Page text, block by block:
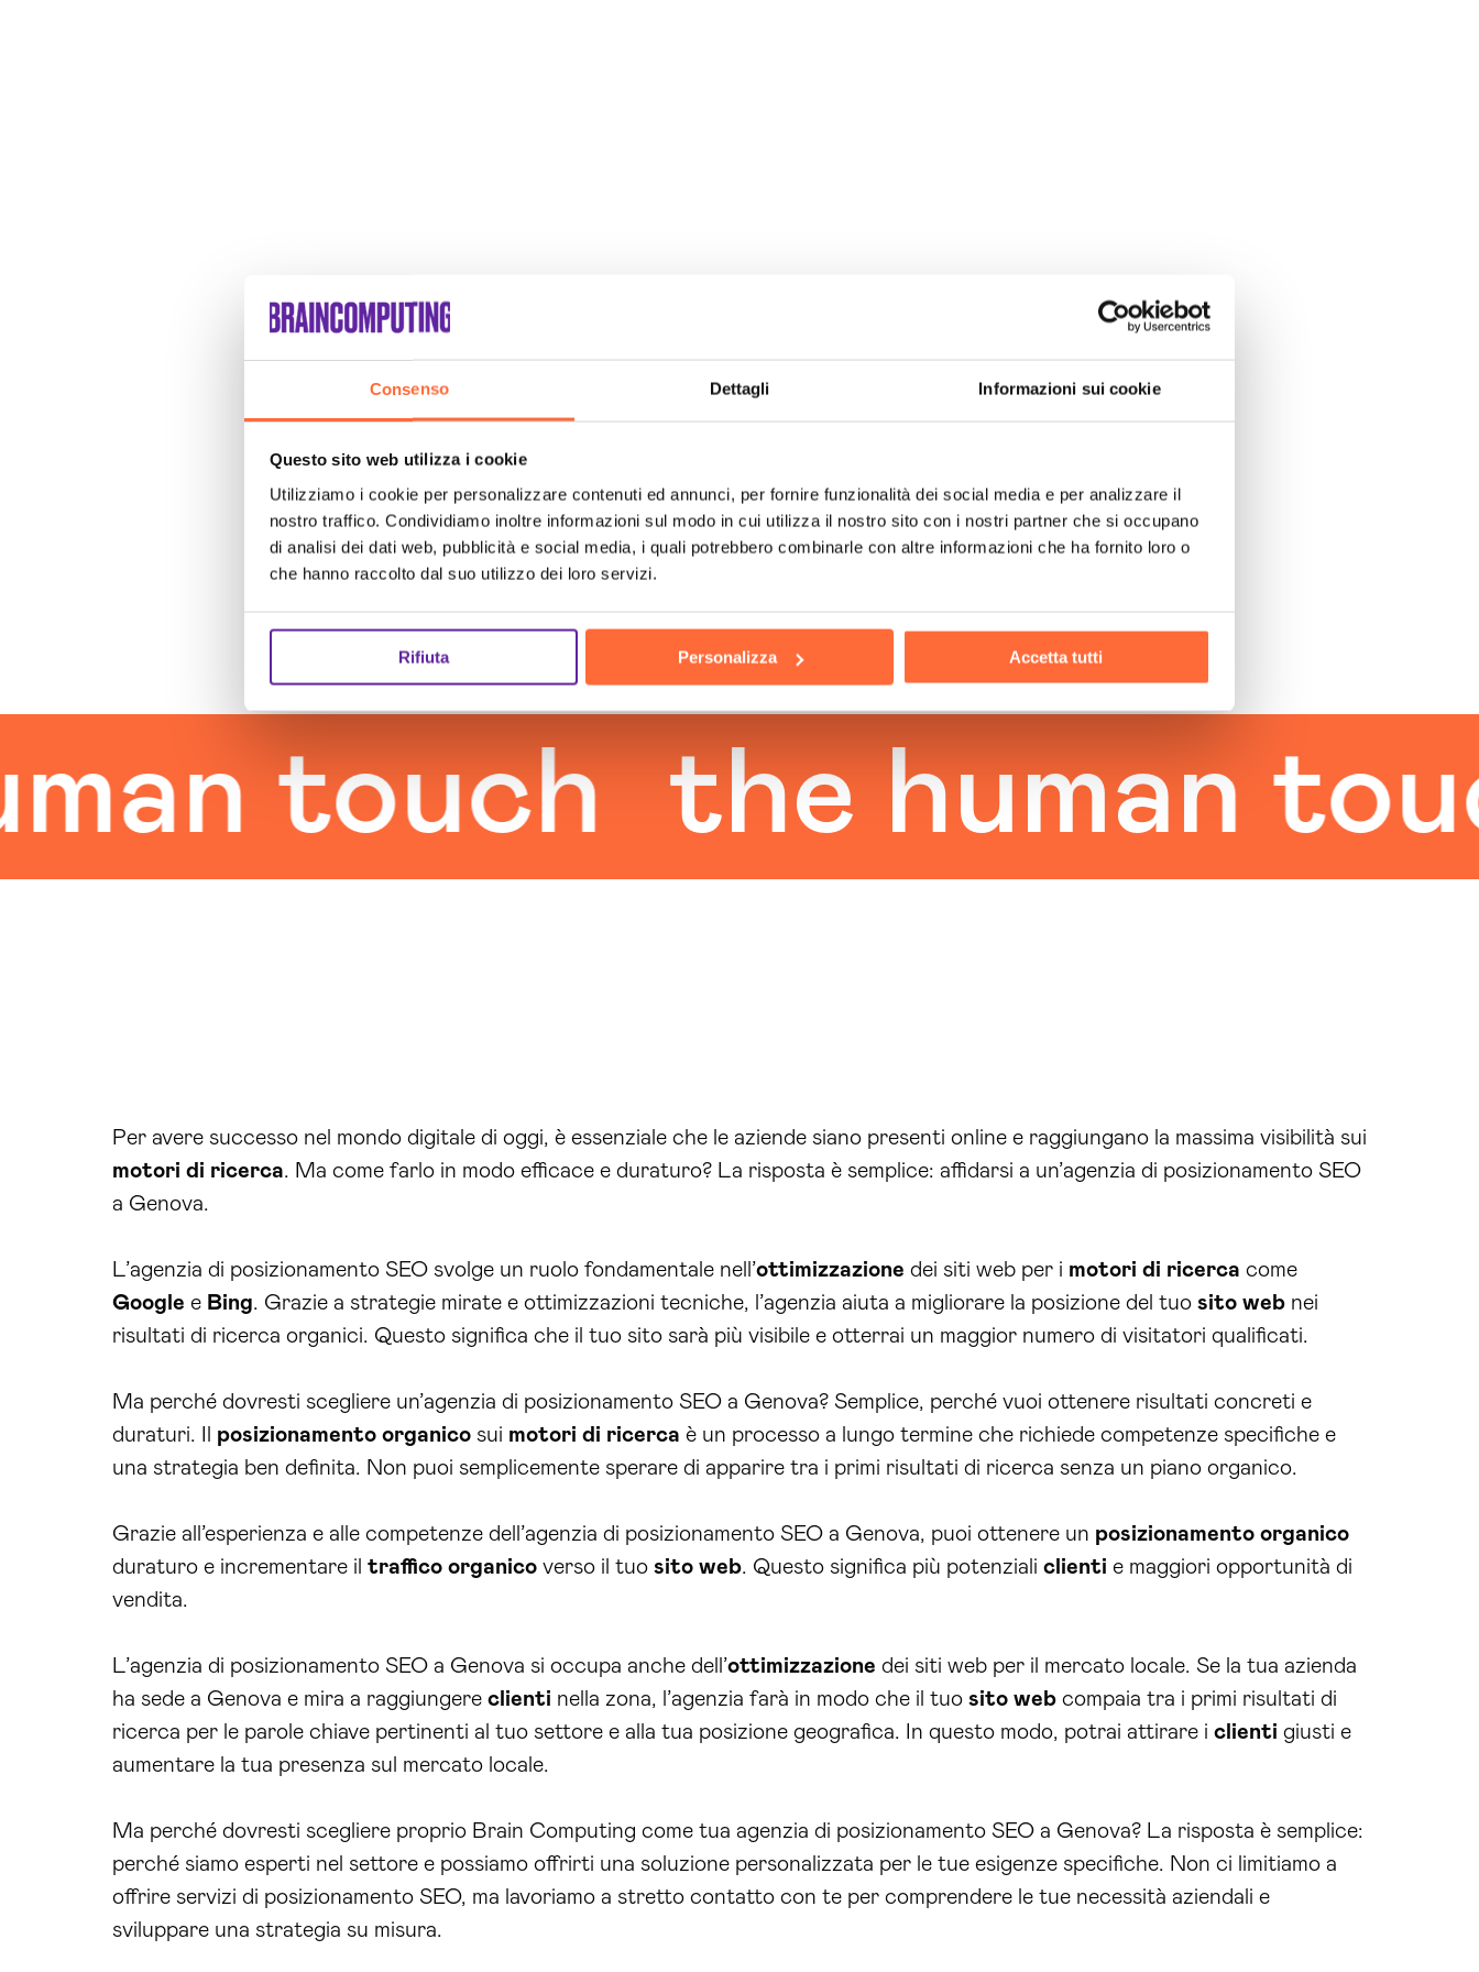
Consenso Dettagli Informazioni sui cookie
Questo sito web utilizza i cookie
Utilizziamo i cookie per personalizzare contenuti ed annunci, per fornire funzionalità dei social media e per analizzare il
nostro traffico. Condividiamo inoltre informazioni sul modo in cui utilizza il nostro sito con i nostri partner che si occupano
di analisi dei dati web, pubblicità e social media, i quali potrebbero combinarle con altre informazioni che ha fornito loro o
che hanno raccolto dal suo utilizzo dei loro servizi.
Rifiuta Personalizza Accetta tutti
touch the human touch
Per avere successo nel mondo digitale di oggi, è essenziale che le aziende siano presenti online e raggiungano la massima visibilità sui
motori di ricerca. Ma come farlo in modo efficace e duraturo? La risposta è semplice: affidarsi a un’agenzia di posizionamento SEO
a Genova.
L’agenzia di posizionamento SEO svolge un ruolo fondamentale nell’ottimizzazione dei siti web per i motori di ricerca come
Google e Bing. Grazie a strategie mirate e ottimizzazioni tecniche, l’agenzia aiuta a migliorare la posizione del tuo sito web nei
risultati di ricerca organici. Questo significa che il tuo sito sarà più visibile e otterrai un maggior numero di visitatori qualificati.
Ma perché dovresti scegliere un’agenzia di posizionamento SEO a Genova? Semplice, perché vuoi ottenere risultati concreti e
duraturi. Il posizionamento organico sui motori di ricerca è un processo a lungo termine che richiede competenze specifiche e
una strategia ben definita. Non puoi semplicemente sperare di apparire tra i primi risultati di ricerca senza un piano organico.
Grazie all’esperienza e alle competenze dell’agenzia di posizionamento SEO a Genova, puoi ottenere un posizionamento organico
duraturo e incrementare il traffico organico verso il tuo sito web. Questo significa più potenziali clienti e maggiori opportunità di
vendita.
L’agenzia di posizionamento SEO a Genova si occupa anche dell’ottimizzazione dei siti web per il mercato locale. Se la tua azienda
ha sede a Genova e mira a raggiungere clienti nella zona, l’agenzia farà in modo che il tuo sito web compaia tra i primi risultati di
ricerca per le parole chiave pertinenti al tuo settore e alla tua posizione geografica. In questo modo, potrai attirare i clienti giusti e
aumentare la tua presenza sul mercato locale.
Ma perché dovresti scegliere proprio Brain Computing come tua agenzia di posizionamento SEO a Genova? La risposta è semplice:
perché siamo esperti nel settore e possiamo offrirti una soluzione personalizzata per le tue esigenze specifiche. Non ci limitiamo a
offrire servizi di posizionamento SEO, ma lavoriamo a stretto contatto con te per comprendere le tue necessità aziendali e
sviluppare una strategia su misura.